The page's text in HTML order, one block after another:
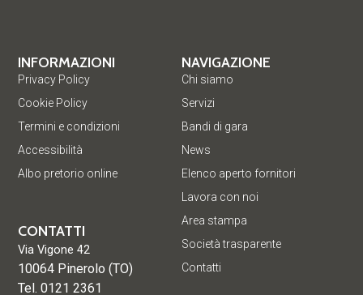
NAVIGAZIONE
Chi siamo
Servizi
Bandi di gara
News
Elenco aperto fornitori
Lavora con noi
Area stampa
Società trasparente
Contatti
INFORMAZIONI
Privacy Policy
Cookie Policy
Termini e condizioni
Accessibilità
Albo pretorio online
CONTATTI
Via Vigone 42
10064 Pinerolo (TO)
Tel. 0121 2361